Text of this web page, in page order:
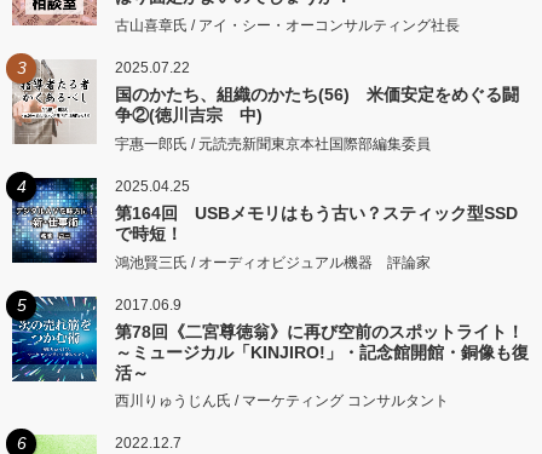
古山喜章氏 / アイ・シー・オーコンサルティング社長
3 2025.07.22
国のかたち、組織のかたち(56) 米価安定をめぐる闘
争②(徳川吉宗 中)
宇惠一郎氏 / 元読売新聞東京本社国際部編集委員
4 2025.04.25
第164回 USBメモリはもう古い？スティック型SSD
で時短！
鴻池賢三氏 / オーディオビジュアル機器 評論家
5 2017.06.9
第78回《二宮尊徳翁》に再び空前のスポットライト！
～ミュージカル「KINJIRO!」・記念館開館・銅像も復
活～
西川りゅうじん氏 / マーケティング コンサルタント
6 2022.12.7